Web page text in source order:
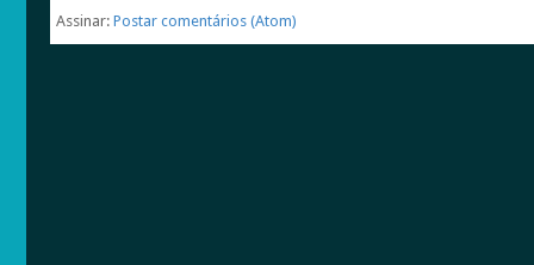
Assinar: Postar comentários (Atom)